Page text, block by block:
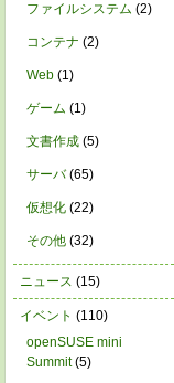
ファイルシステム (2)
コンテナ (2)
Web (1)
ゲーム (1)
文書作成 (5)
サーバ(65)
仮想化 (22)
その他 (32)
ニュース (15)
イベント (110)
openSUSE mini
Summit(5)